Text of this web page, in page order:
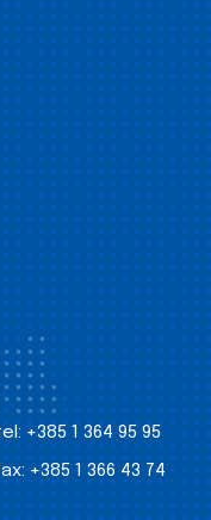
+385 1 364 95 95
+385 1 366 43 74